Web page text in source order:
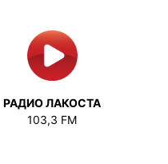
РАДИО ЛАКОСТА
103,3 FM